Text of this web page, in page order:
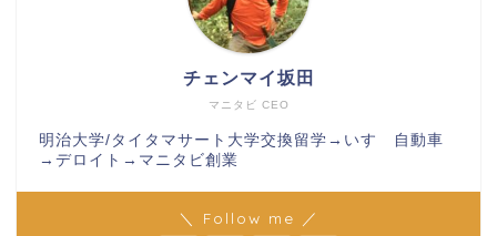
マニタビ CEO
チェンマイ坂田
明治大学/タイタマサート大学交換留学→いすゞ自動車
→デロイト→マニタビ創業
＼ Follow me ／